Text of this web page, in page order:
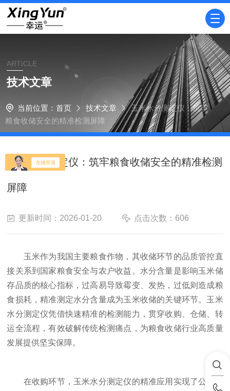
ARTICLE
技术文章
当前位置： 首页 技术文章
玉米水分测定仪：筑牢
粮食收储安全的精准检测屏障
玉米水分测定仪：筑牢粮食收储安全的精准检测
屏障
更新时间：2026-01-20 点击次数：606
玉米作为我国主要粮食作物，其收储环节的品质管控直
接关系到国家粮食安全与农户收益。水分含量是影响玉米储
存品质的核心指标，过高易导致霉变、发热，过低则造成粮
食损耗，精准测定水分含量成为玉米收储的关键环节。玉米
水分测定仪凭借快速精准的检测能力，贯穿收购、仓储、转
运全流程，有效破解传统检测痛点，为粮食收储行业高质量
发展提供坚实保障。
在收购环节，玉米水分测定仪的精准应用实现了公平交